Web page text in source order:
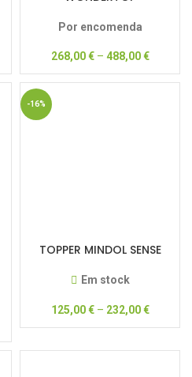
Por encomenda
268,00€– 488,00€
-16%
TOPPER MINDOL SENSE
Em stock
125,00€– 232,00€